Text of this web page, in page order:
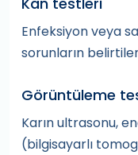
Enfeksiyon veya
sorunların
Görüntüleme
Karın ultrasonu,
(bilgisayarlı